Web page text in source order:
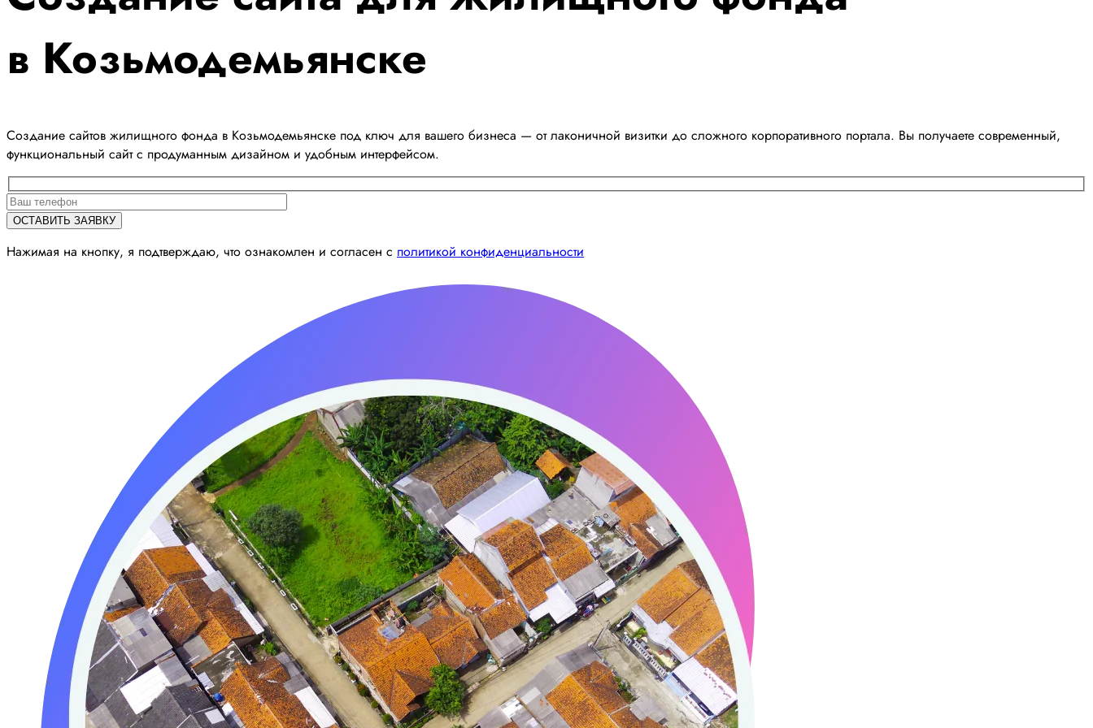
в Козьмодемьянске
Создание сайтов жилищного фонда в Козьмодемьянске под ключ для вашего бизнеса — от лаконичной визитки до сложного корпоративного портала. Вы получаете современный,
функциональный сайт с продуманным дизайном и удобным интерфейсом.
Нажимая на кнопку, я подтверждаю, что ознакомлен и согласен с политикой конфиденциальности